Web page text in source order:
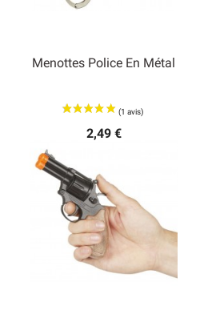
Menottes Police En Métal
2,49 €